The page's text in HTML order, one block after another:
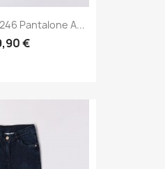
Pantalone A...
€